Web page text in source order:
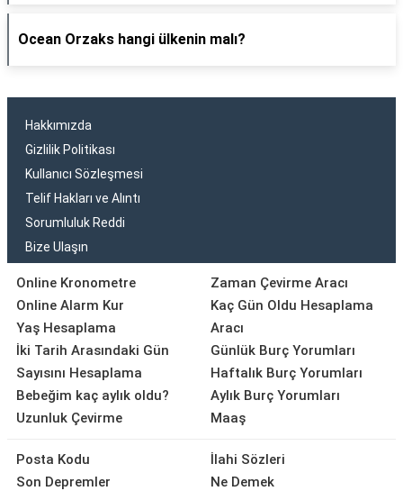
Ocean Orzaks hangi ülkenin malı?
Hakkımızda
Gizlilik Politikası
Kullanıcı Sözleşmesi
Telif Hakları ve Alıntı
Sorumluluk Reddi
Bize Ulaşın
Online Kronometre
Online Alarm Kur
Yaş Hesaplama
İki Tarih Arasındaki Gün
Sayısını Hesaplama
Bebeğim kaç aylık oldu?
Uzunluk Çevirme
Zaman Çevirme Aracı
Kaç Gün Oldu Hesaplama
Aracı
Günlük Burç Yorumları
Haftalık Burç Yorumları
Aylık Burç Yorumları
Maaş
Posta Kodu
Son Depremler
İlahi Sözleri
Ne Demek